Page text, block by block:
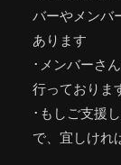
バーやメンバ
あります
･メンバーさ
行っておりま
･もしご支援
で、宜しけれ